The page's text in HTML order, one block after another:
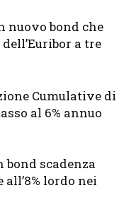
nuovo bond che
a tre
Cumulative di
al 6% annuo
bond scadenza
all’8% lordo nei